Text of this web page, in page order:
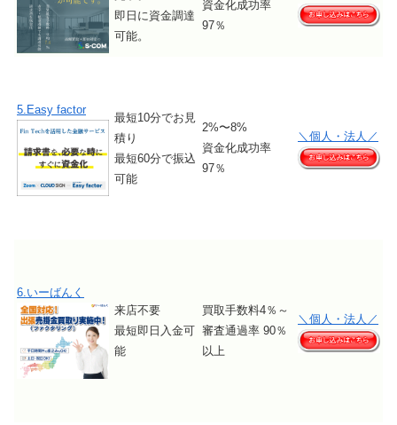
即日に資金調達
可能。
資金化成功率
97％
5.Easy factor
最短10分でお見
積り
最短60分で振込
可能
2%〜8%
資金化成功率
97％
＼個人・法人／
6.いーばんく
来店不要
最短即日入金可
能
買取手数料4％～
審査通過率 90％
以上
＼個人・法人／